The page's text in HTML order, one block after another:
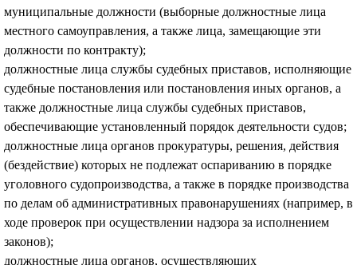
муниципальные должности (выборные должностные лица
местного самоуправления, а также лица, замещающие эти
должности по контракту);
должностные лица службы судебных приставов, исполняющие
судебные постановления или постановления иных органов, а
также должностные лица службы судебных приставов,
обеспечивающие установленный порядок деятельности судов;
должностные лица органов прокуратуры, решения, действия
(бездействие) которых не подлежат оспариванию в порядке
уголовного судопроизводства, а также в порядке производства
по делам об административных правонарушениях (например, в
ходе проверок при осуществлении надзора за исполнением
законов);
должностные лица органов, осуществляющих